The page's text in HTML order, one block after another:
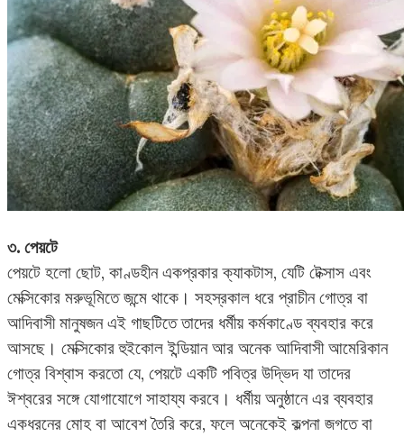
৩. পেয়টে
পেয়টে হলো ছোট, কাণ্ডহীন একপ্রকার ক্যাকটাস, যেটি টেক্সাস এবং
মেক্সিকোর মরুভূমিতে জন্মে থাকে। সহস্রকাল ধরে প্রাচীন গোত্র বা
আদিবাসী মানুষজন এই গাছটিতে তাদের ধর্মীয় কর্মকাণ্ডে ব্যবহার করে
আসছে। মেক্সিকোর হুইকোল ইন্ডিয়ান আর অনেক আদিবাসী আমেরিকান
গোত্র বিশ্বাস করতো যে, পেয়টে একটি পবিত্র উদ্ভিদ যা তাদের
ঈশ্বরের সঙ্গে যোগাযোগে সাহায্য করবে। ধর্মীয় অনুষ্ঠানে এর ব্যবহার
একধরনের মোহ বা আবেশ তৈরি করে, ফলে অনেকেই কল্পনা জগতে বা